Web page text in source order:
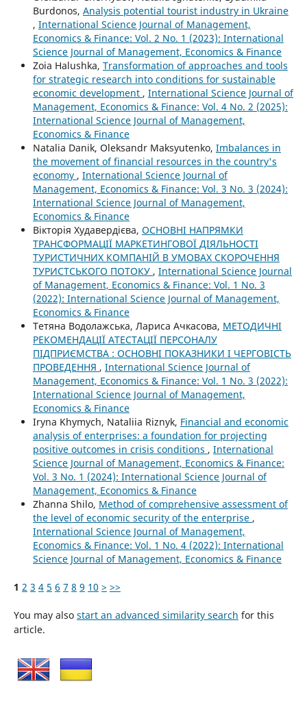
Burdonos, Analysis potential tourist industry in Ukraine
, International Science Journal of Management,
Economics & Finance: Vol. 2 No. 1 (2023): International
Science Journal of Management, Economics & Finance
Zoia Halushka, Transformation of approaches and tools
for strategic research into conditions for sustainable
economic development , International Science Journal of
Management, Economics & Finance: Vol. 4 No. 2 (2025):
International Science Journal of Management,
Economics & Finance
Natalia Danik, Oleksandr Maksyutenko, Imbalances in
the movement of financial resources in the country's
economy , International Science Journal of
Management, Economics & Finance: Vol. 3 No. 3 (2024):
International Science Journal of Management,
Economics & Finance
Вікторія Худавердієва, ОСНОВНІ НАПРЯМКИ
ТРАНСФОРМАЦІЇ МАРКЕТИНГОВОЇ ДІЯЛЬНОСТІ
ТУРИСТИЧНИХ КОМПАНІЙ В УМОВАХ СКОРОЧЕННЯ
ТУРИСТСЬКОГО ПОТОКУ , International Science Journal
of Management, Economics & Finance: Vol. 1 No. 3
(2022): International Science Journal of Management,
Economics & Finance
Тетяна Водолажська, Лариса Ачкасова, МЕТОДИЧНІ
РЕКОМЕНДАЦІЇ АТЕСТАЦІЇ ПЕРСОНАЛУ
ПІДПРИЄМСТВА : ОСНОВНІ ПОКАЗНИКИ І ЧЕРГОВІСТЬ
ПРОВЕДЕННЯ , International Science Journal of
Management, Economics & Finance: Vol. 1 No. 3 (2022):
International Science Journal of Management,
Economics & Finance
Iryna Khymych, Nataliia Riznyk, Financial and economic
analysis of enterprises: a foundation for projecting
positive outcomes in crisis conditions , International
Science Journal of Management, Economics & Finance:
Vol. 3 No. 1 (2024): International Science Journal of
Management, Economics & Finance
Zhanna Shilo, Method of comprehensive assessment of
the level of economic security of the enterprise ,
International Science Journal of Management,
Economics & Finance: Vol. 1 No. 4 (2022): International
Science Journal of Management, Economics & Finance
1 2 3 4 5 6 7 8 9 10 > >>
You may also start an advanced similarity search for this
article.